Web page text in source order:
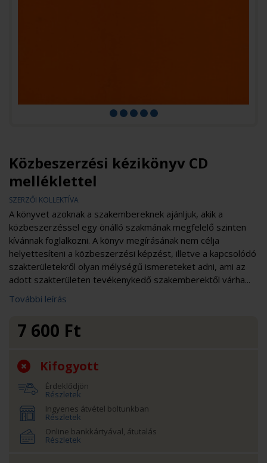
Közbeszerzési kézikönyv CD
melléklettel
SZERZŐI KOLLEKTÍVA
A könyvet azoknak a szakembereknek ajánljuk, akik a
közbeszerzéssel egy önálló szakmának megfelelő szinten
kívánnak foglalkozni. A könyv megírásának nem célja
helyettesíteni a közbeszerzési képzést, illetve a kapcsolódó
szakterületekről olyan mélységű ismereteket adni, ami az
adott szakterületen tevékenykedő szakemberektől várha...
További leírás
7 600 Ft
Kifogyott
Érdeklődjön
Részletek
Ingyenes átvétel boltunkban
Részletek
Online bankkártyával, átutalás
Részletek